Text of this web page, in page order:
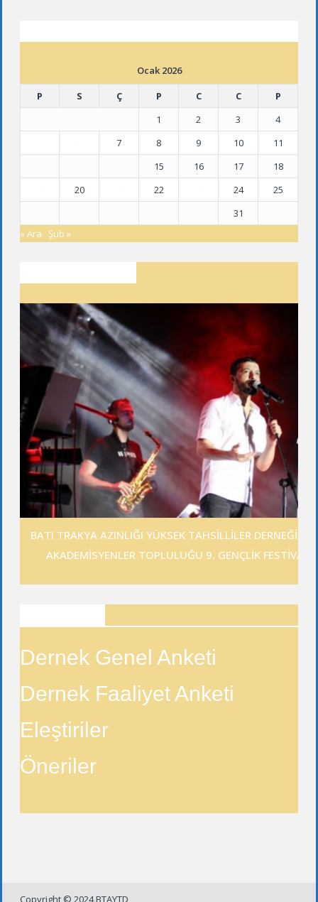
Ocak 2026
P
S Ç P C C
P
1
2 3
4
7 8 9 10
11
15 16 17
18
20 22 24
25
31
« Ara Şub »
BATI TRAKYA AZINLIĞI YÜKSEK TAHSİLLİLER DERNEĞİ
AKADEMİSYENLER TOPLULUĞU 9. GENÇLİK FESTİVALİ
Dernek Genel Anketi
Dernek Faaliyet Anketi
Eleştiriler
Öneriler
Copyright © 2024 BTAYTD